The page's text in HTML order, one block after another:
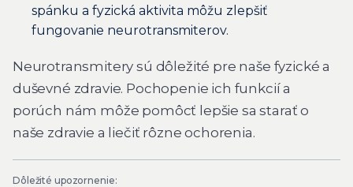
spánku a fyzická aktivita môžu zlepšiť
fungovanie neurotransmiterov.
Neurotransmitery sú dôležité pre naše fyzické a
duševné zdravie. Pochopenie ich funkcií a
porúch nám môže pomôcť lepšie sa starať o
naše zdravie a liečiť rôzne ochorenia.
Dôležité upozornenie: